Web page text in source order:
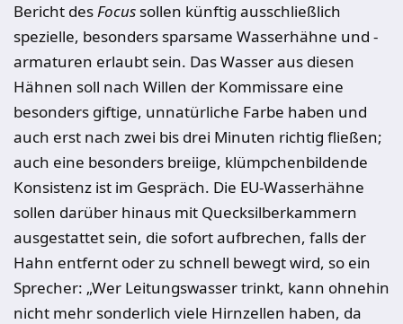
Bericht desFocus sollen künftig ausschließlich
spezielle, besonders sparsame Wasserhähne und -
armaturen erlaubt sein. Das Wasser aus diesen
Hähnen soll nach Willen der Kommissare eine
besonders giftige, unnatürliche Farbe haben und
auch erst nach zwei bis drei Minuten richtig fließen;
auch eine besonders breiige, klümpchenbildende
Konsistenz ist im Gespräch. Die EU-Wasserhähne
sollen darüber hinaus mit Quecksilberkammern
ausgestattet sein, die sofort aufbrechen, falls der
Hahn entfernt oder zu schnell bewegt wird, so ein
Sprecher: „Wer Leitungswasser trinkt, kann ohnehin
nicht mehr sonderlich viele Hirnzellen haben, da